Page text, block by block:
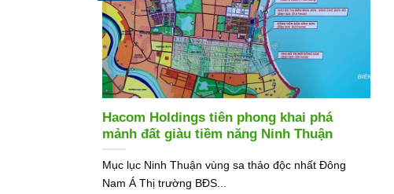
Hacom Holdings tiên phong khai phá
mảnh đất giàu tiềm năng Ninh Thuận
Mục lục Ninh Thuận vùng sa thảo độc nhất Đông
Nam Á Thị trường BĐS...